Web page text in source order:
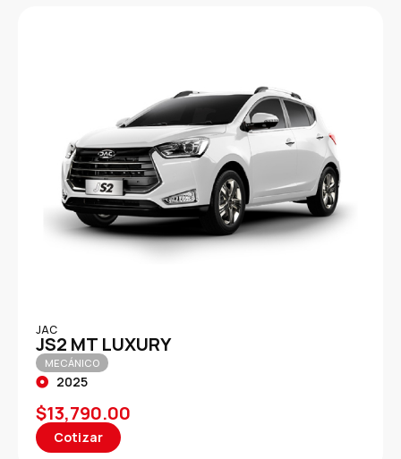
JAC
JS2 MT LUXURY
MECÁNICO
2025
$13,790.00
Cotizar